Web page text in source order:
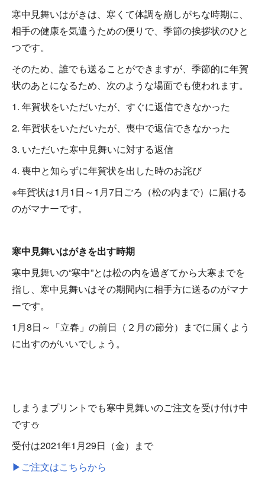
寒中見舞いはがきは、寒くて体調を崩しがちな時期に、
相手の健康を気遣うための便りで、季節の挨拶状のひと
つです。
そのため、誰でも送ることができますが、季節的に年賀
状のあとになるため、次のような場面でも使われます。
1. 年賀状をいただいたが、すぐに返信できなかった
2. 年賀状をいただいたが、喪中で返信できなかった
3. いただいた寒中見舞いに対する返信
4. 喪中と知らずに年賀状を出した時のお詫び
※年賀状は1月1日～1月7日ごろ（松の内まで）に届ける
のがマナーです。
寒中見舞いはがきを出す時期
寒中見舞いの“寒中”とは松の内を過ぎてから大寒までを
指し、寒中見舞いはその期間内に相手方に送るのがマナ
ーです。
1月8日～「立春」の前日（２月の節分）までに届くよう
に出すのがいいでしょう。
しまうまプリントでも寒中見舞いのご注文を受け付け中
です⛄
受付は2021年1月29日（金）まで
▶ご注文はこちらから